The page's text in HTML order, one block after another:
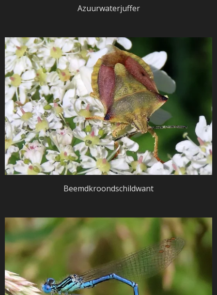
Azuurwaterjuffer
Beemdkroondschildwant